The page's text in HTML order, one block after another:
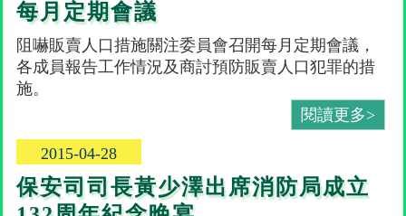
每月定期會議
阻嚇販賣人口措施關注委員會召開每月定期會議，
各成員報告工作情況及商討預防販賣人口犯罪的措
施。
閱讀更多>
2015-04-28
保安司司長黃少澤出席消防局成立